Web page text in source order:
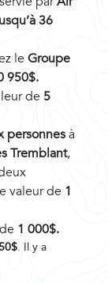
36
le Groupe
950$.
de 5
personnesà
Tremblant,
valeur de 1
1 000$.
. Il y a